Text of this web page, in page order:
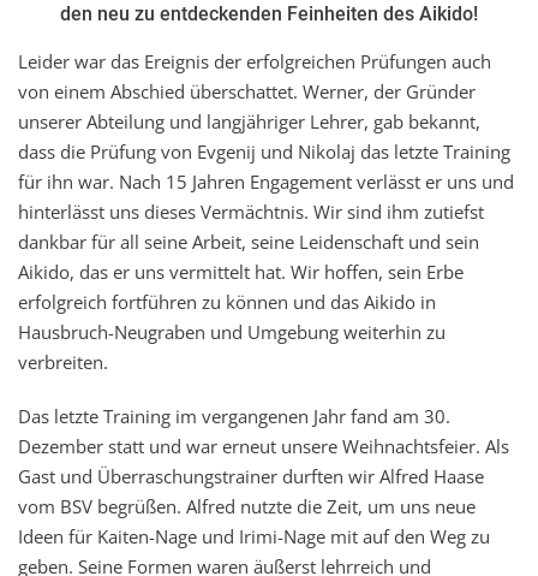
den neu zu entdeckenden Feinheiten des Aikido!
Leider war das Ereignis der erfolgreichen Prüfungen auch
von einem Abschied überschattet. Werner, der Gründer
unserer Abteilung und langjähriger Lehrer, gab bekannt,
dass die Prüfung von Evgenij und Nikolaj das letzte Training
für ihn war. Nach 15 Jahren Engagement verlässt er uns und
hinterlässt uns dieses Vermächtnis. Wir sind ihm zutiefst
dankbar für all seine Arbeit, seine Leidenschaft und sein
Aikido, das er uns vermittelt hat. Wir hoffen, sein Erbe
erfolgreich fortführen zu können und das Aikido in
Hausbruch-Neugraben und Umgebung weiterhin zu
verbreiten.
Das letzte Training im vergangenen Jahr fand am 30.
Dezember statt und war erneut unsere Weihnachtsfeier. Als
Gast und Überraschungstrainer durften wir Alfred Haase
vom BSV begrüßen. Alfred nutzte die Zeit, um uns neue
Ideen für Kaiten-Nage und Irimi-Nage mit auf den Weg zu
geben. Seine Formen waren äußerst lehrreich und